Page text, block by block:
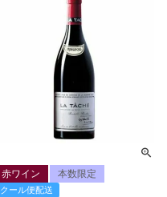
赤ワイン 本数限定
クール便配送